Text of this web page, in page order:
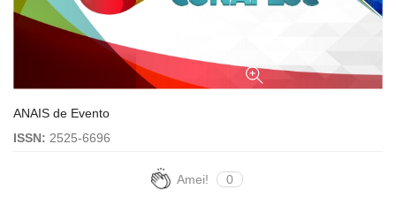
ANAIS de Evento
ISSN: 2525-6696
Amei! 0